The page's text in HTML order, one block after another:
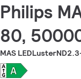
Philips
80,
MAS